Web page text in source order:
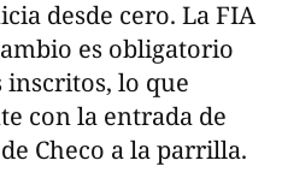
desde cero. La FIA
es obligatorio
inscritos, lo que
con la entrada de
Checo a la parrilla.